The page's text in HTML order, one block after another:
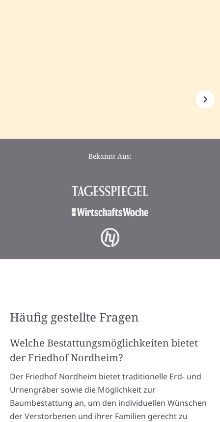
Bekannt Aus:
Häufig gestellte Fragen
Welche Bestattungsmöglichkeiten bietet
der Friedhof Nordheim?
Der Friedhof Nordheim bietet traditionelle Erd- und
Urnengräber sowie die Möglichkeit zur
Baumbestattung an, um den individuellen Wünschen
der Verstorbenen und ihrer Familien gerecht zu